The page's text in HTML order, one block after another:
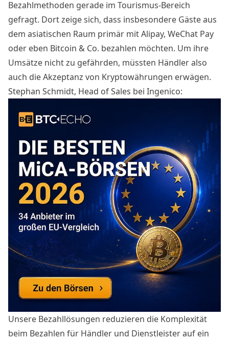
Bezahlmethoden gerade im Tourismus-Bereich
gefragt. Dort zeige sich, dass insbesondere Gäste aus
dem asiatischen Raum primär mit Alipay, WeChat Pay
oder eben Bitcoin & Co. bezahlen möchten. Um ihre
Umsätze nicht zu gefährden, müssten Händler also
auch die Akzeptanz von Kryptowährungen erwägen.
Stephan Schmidt, Head of Sales bei Ingenico:
Unsere Bezahllösungen reduzieren die Komplexität
beim Bezahlen für Händler und Dienstleister auf ein